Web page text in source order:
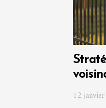
12